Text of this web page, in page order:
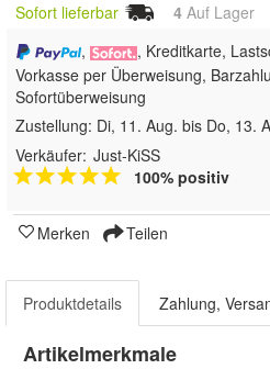
Sofort lieferbar 4 Auf Lager
,
, Kreditkarte,
Vorkasse per Überweisung,
Sofortüberweisung
Zustellung: Di, 11. Aug. bis Do, 13.
Verkäufer: Just-KiSS
100% positiv
Merken Teilen
Produktdetails Zahlung,
Artikelmerkmale